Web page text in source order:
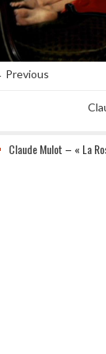
Claude Mulot – « La